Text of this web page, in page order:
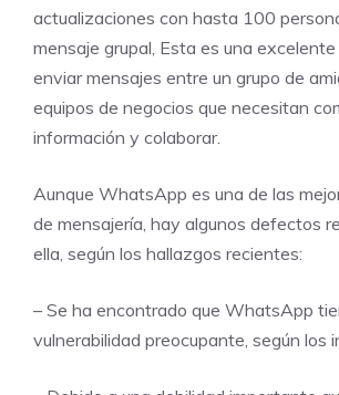
actualizaciones con hasta 100
mensaje grupal, Esta es una
enviar mensajes entre un grupo de
equipos de negocios que necesitan
información y colaborar.
Aunque WhatsApp es una de las
de mensajería, hay algunos defectos
ella, según los hallazgos recientes:
– Se ha encontrado que WhatsApp
vulnerabilidad preocupante, según los